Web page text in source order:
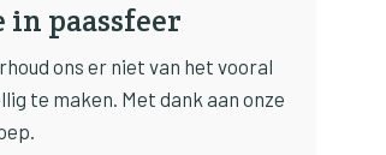
in paassfeer
ons er niet van het vooral
te maken. Met dank aan onze